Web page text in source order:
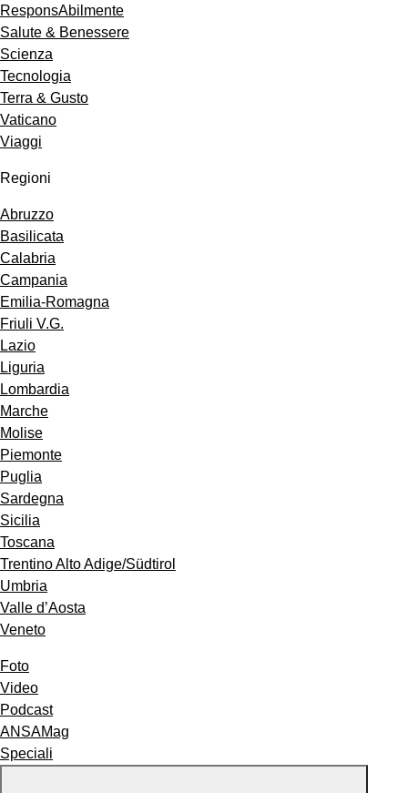
ResponsAbilmente
Salute & Benessere
Scienza
Tecnologia
Terra & Gusto
Vaticano
Viaggi
Regioni
Abruzzo
Basilicata
Calabria
Campania
Emilia-Romagna
Friuli V.G.
Lazio
Liguria
Lombardia
Marche
Molise
Piemonte
Puglia
Sardegna
Sicilia
Toscana
Trentino Alto Adige/Südtirol
Umbria
Valle d’Aosta
Veneto
Foto
Video
Podcast
ANSAMag
Speciali